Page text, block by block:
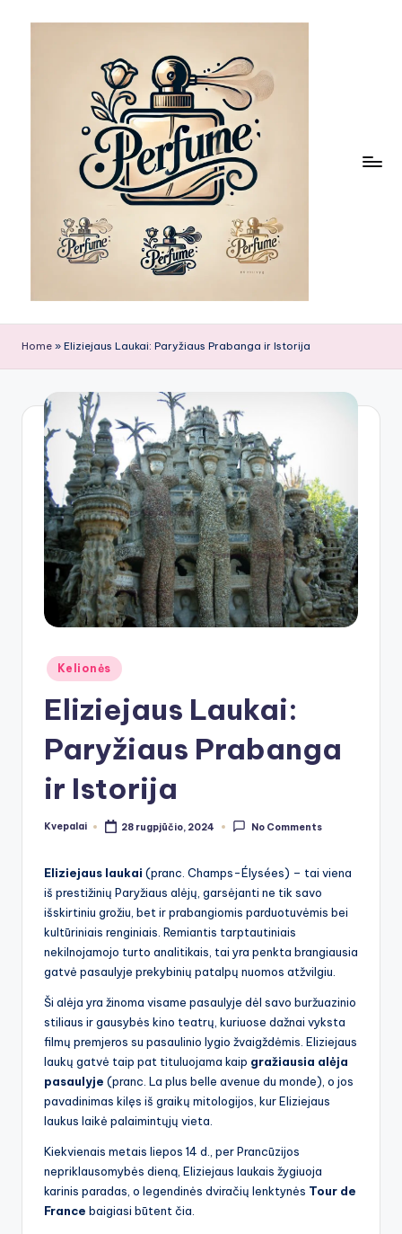
Home » Eliziejaus Laukai: Paryžiaus Prabanga ir Istorija
Posted
in
Kelionės
Eliziejaus Laukai:
Paryžiaus Prabanga
ir Istorija
Posted
Kvepalai 28 rugpjūčio, 2024 No Comments
Eliziejaus laukai (pranc. Champs-Élysées) – tai viena
iš prestižinių Paryžiaus alėjų, garsėjanti ne tik savo
išskirtiniu grožiu, bet ir prabangiomis parduotuvėmis bei
kultūriniais renginiais. Remiantis tarptautiniais
nekilnojamojo turto analitikais, tai yra penkta brangiausia
gatvė pasaulyje prekybinių patalpų nuomos atžvilgiu.
Ši alėja yra žinoma visame pasaulyje dėl savo buržuazinio
stiliaus ir gausybės kino teatrų, kuriuose dažnai vyksta
filmų premjeros su pasaulinio lygio žvaigždėmis. Eliziejaus
laukų gatvė taip pat tituluojama kaip gražiausia alėja
pasaulyje (pranc. La plus belle avenue du monde), o jos
pavadinimas kilęs iš graikų mitologijos, kur Eliziejaus
laukus laikė palaimintųjų vieta.
Kiekvienais metais liepos 14 d., per Prancūzijos
nepriklausomybės dieną, Eliziejaus laukais žygiuoja
karinis paradas, o legendinės dviračių lenktynės Tour de
France baigiasi būtent čia.